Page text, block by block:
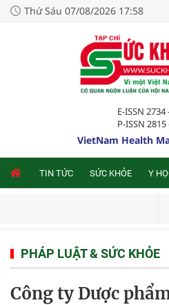
Thứ Sáu 07/08/2026 17:58
E-ISSN 2734
P-ISSN 2815
VietNam Health
TIN TỨC SỨC KHỎE Y
PHÁP LUẬT & SỨC KHỎE
Công ty Dược